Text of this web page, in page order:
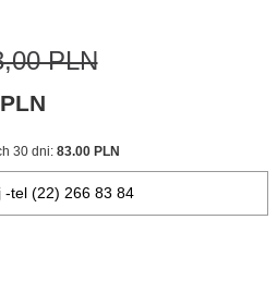
PLN
30 dni: 83.00 PLN
-tel (22) 266 83 84